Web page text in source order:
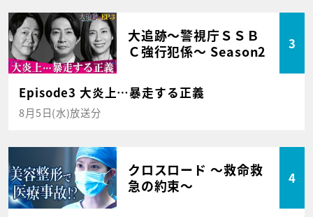
大追跡～警視庁ＳＳＢ
Ｃ強行犯係～ Season2
3
Episode3 大炎上…暴走する正義
8月5日(水)放送分
クロスロード ～救命救
急の約束～
4